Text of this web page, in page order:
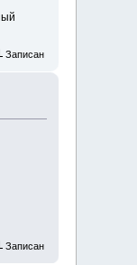
Записан
Записан